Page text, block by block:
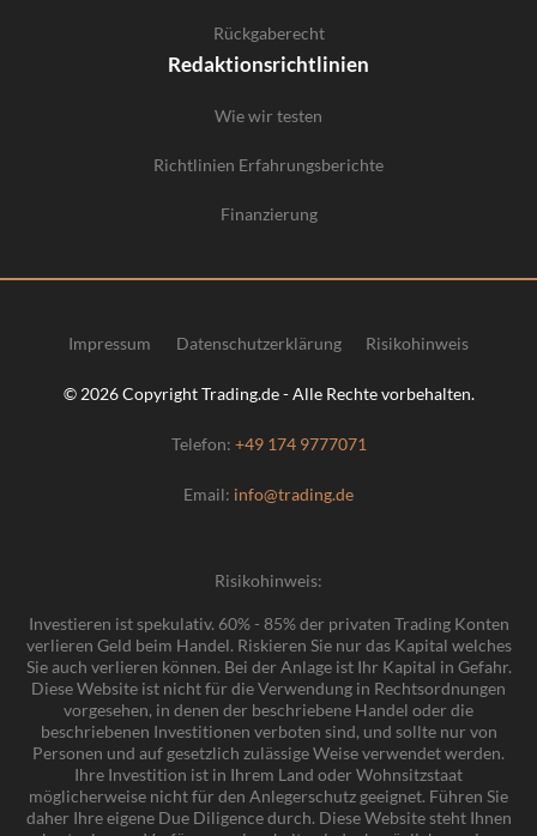
Rückgaberecht
Redaktionsrichtlinien
Wie wir testen
Richtlinien Erfahrungsberichte
Finanzierung
© 2026 Copyright Trading.de - Alle Rechte vorbehalten.
Telefon: +49 174 9777071
Email: info@trading.de
Impressum Datenschutzerklärung Risikohinweis
Risikohinweis:
Investieren ist spekulativ. 60% - 85% der privaten Trading Konten
verlieren Geld beim Handel. Riskieren Sie nur das Kapital welches
Sie auch verlieren können. Bei der Anlage ist Ihr Kapital in Gefahr.
Diese Website ist nicht für die Verwendung in Rechtsordnungen
vorgesehen, in denen der beschriebene Handel oder die
beschriebenen Investitionen verboten sind, und sollte nur von
Personen und auf gesetzlich zulässige Weise verwendet werden.
Ihre Investition ist in Ihrem Land oder Wohnsitzstaat
möglicherweise nicht für den Anlegerschutz geeignet. Führen Sie
daher Ihre eigene Due Diligence durch. Diese Website steht Ihnen